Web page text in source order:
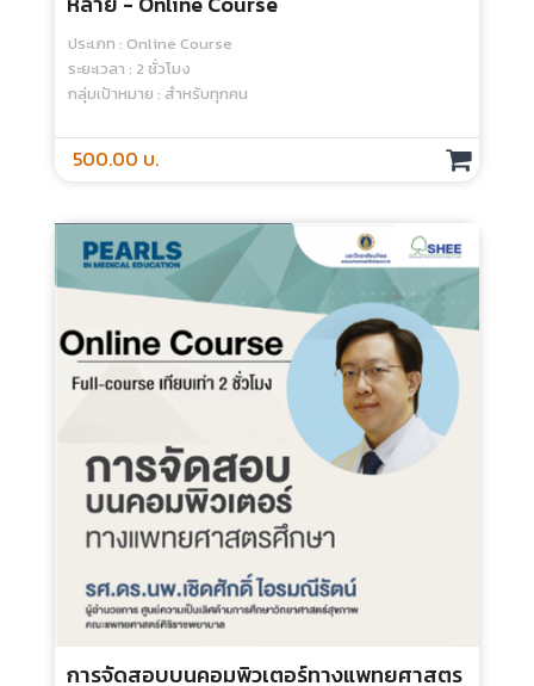
Online Course
ประเภท : Online Course
ระยะเวลา : 2 ชั่วโมง
กลุ่มเป้าหมาย : สำหรับทุกคน
500.00 บ.